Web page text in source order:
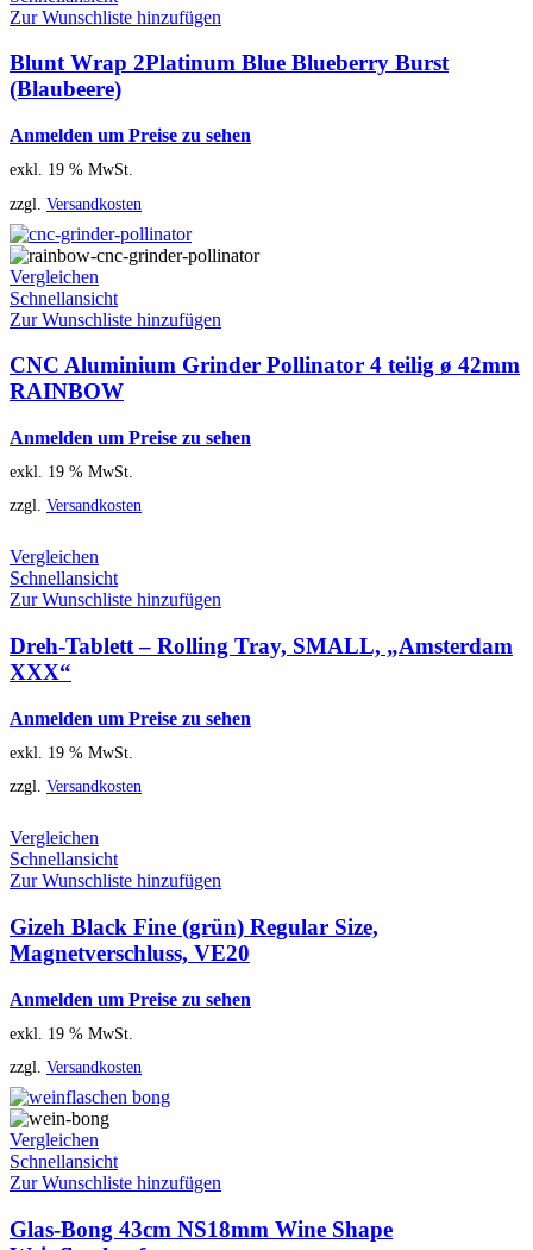
Zur Wunschliste hinzufügen
Blunt Wrap 2Platinum Blue Blueberry Burst
(Blaubeere)
Anmelden um Preise zu sehen
exkl. 19 % MwSt.
zzgl. Versandkosten
Vergleichen
Schnellansicht
Zur Wunschliste hinzufügen
CNC Aluminium Grinder Pollinator 4 teilig ø 42mm
RAINBOW
Anmelden um Preise zu sehen
exkl. 19 % MwSt.
zzgl. Versandkosten
Vergleichen
Schnellansicht
Zur Wunschliste hinzufügen
Dreh-Tablett – Rolling Tray, SMALL, „Amsterdam
XXX“
Anmelden um Preise zu sehen
exkl. 19 % MwSt.
zzgl. Versandkosten
Vergleichen
Schnellansicht
Zur Wunschliste hinzufügen
Gizeh Black Fine (grün) Regular Size,
Magnetverschluss, VE20
Anmelden um Preise zu sehen
exkl. 19 % MwSt.
zzgl. Versandkosten
Vergleichen
Schnellansicht
Zur Wunschliste hinzufügen
Glas-Bong 43cm NS18mm Wine Shape